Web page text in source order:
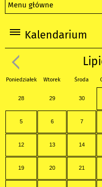
Menu główne
Kalendarium
Poniedziałek Wtorek Środa
28 29 30
5 6 7
12 13 14
19 20 21